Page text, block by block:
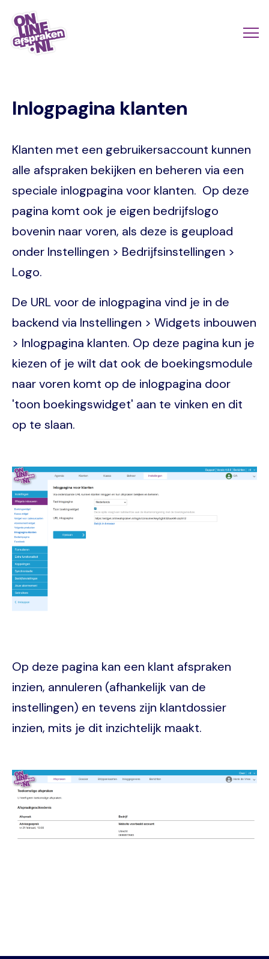
Skip
main
Inlogpagina klanten
Klanten met een gebruikersaccount kunnen
alle afspraken bekijken en beheren via een
speciale inlogpagina voor klanten. Op deze
pagina komt ook je eigen bedrijfslogo
bovenin naar voren, als deze is geupload
onder Instellingen > Bedrijfsinstellingen >
Logo.
De URL voor de inlogpagina vind je in de
backend via Instellingen > Widgets inbouwen
> Inlogpagina klanten. Op deze pagina kun je
kiezen of je wilt dat ook de boekingsmodule
naar voren komt op de inlogpagina door
'toon boekingswidget' aan te vinken en dit
op te slaan.
Image
Op deze pagina kan een klant afspraken
inzien, annuleren (afhankelijk van de
instellingen) en tevens zijn klantdossier
inzien, mits je dit inzichtelijk maakt.
Image